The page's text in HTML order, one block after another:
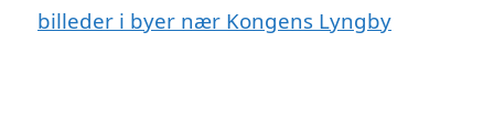
billeder i byer nær Kongens Lyngby